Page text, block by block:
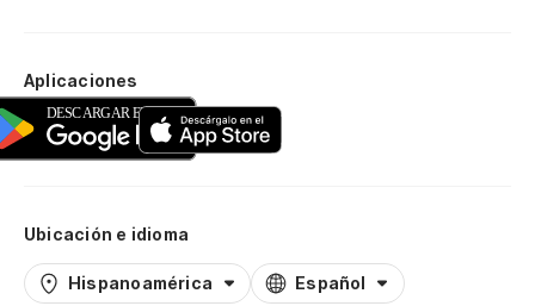
Aplicaciones
Ubicación e idioma
Hispanoamérica Español